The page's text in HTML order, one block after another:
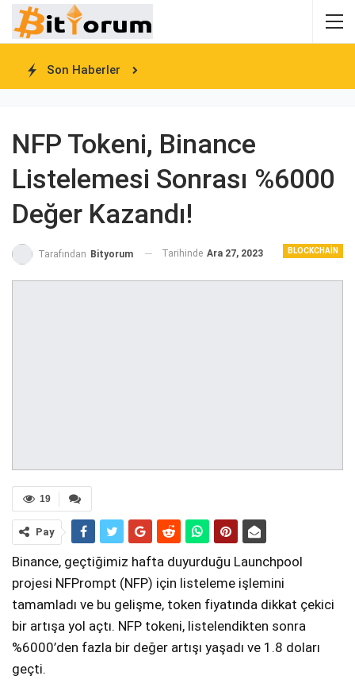
Son Haberler
NFP Tokeni, Binance
Listelemesi Sonrası %6000
Değer Kazandı!
BLOCKCHAIN
Tarafından Bityorum Tarihinde Ara 27, 2023
19
Pay
Binance, geçtiğimiz hafta duyurduğu Launchpool
projesi NFPrompt (NFP) için listeleme işlemini
tamamladı ve bu gelişme, token fiyatında dikkat çekici
bir artışa yol açtı. NFP tokeni, listelendikten sonra
%6000’den fazla bir değer artışı yaşadı ve 1.8 doları
geçti.